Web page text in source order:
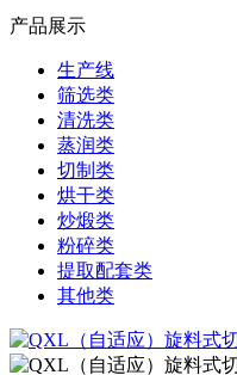
产品展示
生产线
筛选类
清洗类
蒸润类
切制类
烘干类
炒煅类
粉碎类
提取配套类
其他类